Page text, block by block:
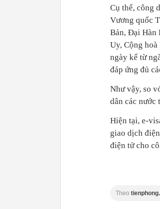
Cụ thể, công
Vương quốc
Bản, Đại Hàn
Uy, Cộng
ngày kể từ
đáp ứng đủ
Như vậy, so
dân các nước
Hiện tại, e-
giao dịch
điện tử cho
Theo